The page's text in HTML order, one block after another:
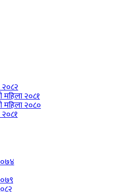
महिला २०८१
महिला २०८०